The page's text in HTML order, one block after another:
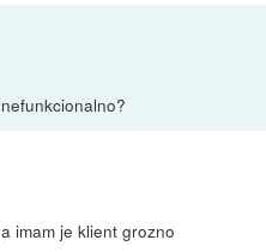
imam je klient grozno